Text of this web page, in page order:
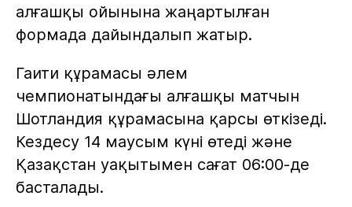
алғашқы ойынына жаңартылған
формада дайындалып жатыр.
Гаити құрамасы әлем
чемпионатындағы алғашқы матчын
Шотландия құрамасына қарсы өткізеді.
Кездесу 14 маусым күні өтеді және
Қазақстан уақытымен сағат 06:00-де
басталады.